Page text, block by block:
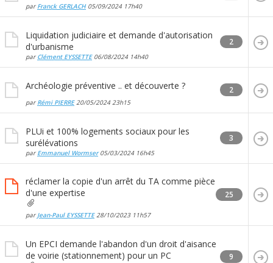
par Franck GERLACH05/09/2024 17h40
Liquidation judiciaire et demande d'autorisation
d'urbanisme
par Clément EYSSETTE06/08/2024 14h40
2
Archéologie préventive .. et découverte ?
par Rémi PIERRE20/05/2024 23h15
2
PLUi et 100% logements sociaux pour les
surélévations
par Emmanuel Wormser05/03/2024 16h45
3
réclamer la copie d'un arrêt du TA comme pièce
d'une expertise
par Jean-Paul EYSSETTE28/10/2023 11h57
25
Un EPCI demande l'abandon d'un droit d'aisance
de voirie (stationnement) pour un PC
9